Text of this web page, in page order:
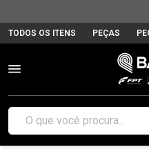
TODOS OS ITENS PEÇAS